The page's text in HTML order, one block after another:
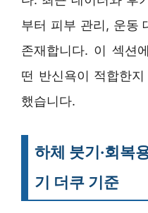
부터 피부 관리, 운동
존재합니다. 이 섹션
떤 반신욕이 적합한
했습니다.
하체 붓기·회복
기 더쿠 기준